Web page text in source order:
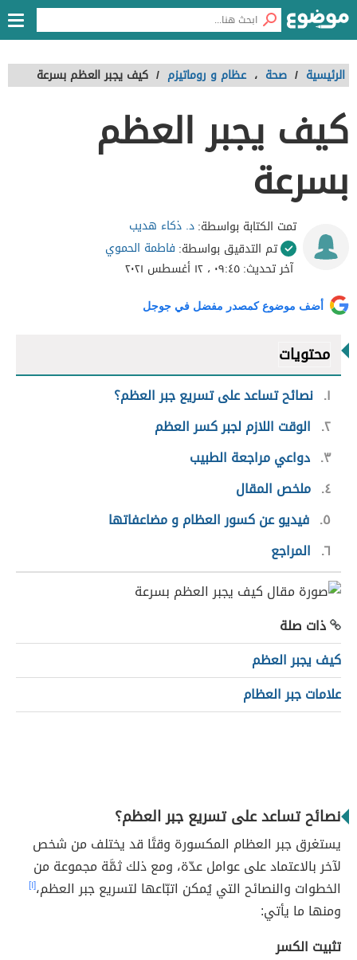
الرئيسية / صحة ، عظام و روماتيزم / كيف يجبر العظم بسرعة
كيف يجبر العظم
بسرعة
تمت الكتابة بواسطة:د. ذكاء هديب
تم التدقيق بواسطة: فاطمة الحموي
آخر تحديث:٠٩:٤٥ ، ١٢ أغسطس ٢٠٢١
أضف موضوع كمصدر مفضل في جوجل
محتويات
١ نصائح تساعد على تسريع جبر العظم؟
٢ الوقت اللازم لجبر كسر العظم
٣ دواعي مراجعة الطبيب
٤ ملخص المقال
٥ فيديو عن كسور العظام و مضاعفاتها
٦ المراجع
ذات صلة
كيف يجبر العظم
علامات جبر العظام
نصائح تساعد على تسريع جبر العظم؟
يستغرق جبر العظام المكسورة وقتًا قد يختلف من شخص
لآخر بالاعتماد على عوامل عدّة، ومع ذلك ثمَّة مجموعة من
الخطوات والنصائح التي يُمكن اتبّاعها لتسريع جبر العظم،[١]
ومنها ما يأتي:
تثبيت الكسر